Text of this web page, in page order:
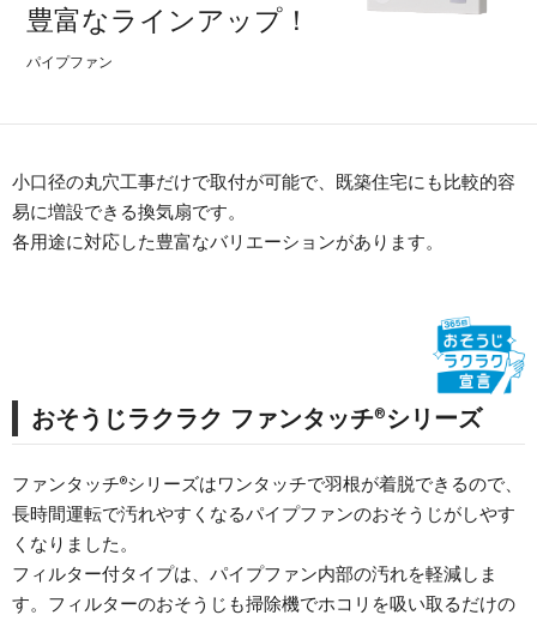
豊富なラインアップ！
パイプファン
小口径の丸穴工事だけで取付が可能で、既築住宅にも比較的容
易に増設できる換気扇です。
各用途に対応した豊富なバリエーションがあります。
おそうじラクラク ファンタッチ®シリーズ
ファンタッチ®シリーズはワンタッチで羽根が着脱できるので、
長時間運転で汚れやすくなるパイプファンのおそうじがしやす
くなりました。
フィルター付タイプは、パイプファン内部の汚れを軽減しま
す。フィルターのおそうじも掃除機でホコリを吸い取るだけの